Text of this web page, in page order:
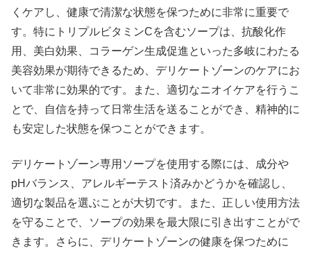
くケアし、健康で清潔な状態を保つために非常に重要で
す。特にトリプルビタミンCを含むソープは、抗酸化作
用、美白効果、コラーゲン生成促進といった多岐にわたる
美容効果が期待できるため、デリケートゾーンのケアにお
いて非常に効果的です。また、適切なニオイケアを行うこ
とで、自信を持って日常生活を送ることができ、精神的に
も安定した状態を保つことができます。
デリケートゾーン専用ソープを使用する際には、成分や
pHバランス、アレルギーテスト済みかどうかを確認し、
適切な製品を選ぶことが大切です。また、正しい使用方法
を守ることで、ソープの効果を最大限に引き出すことがで
きます。さらに、デリケートゾーンの健康を保つために